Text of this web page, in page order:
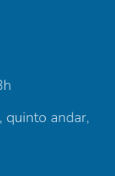
quinto andar,